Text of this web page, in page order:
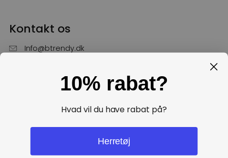
Kontakt os
Info@btrendy.dk
Hverdage fra kl. 10 - 16
10% rabat?
Hvad vil du have rabat på?
Herretøj